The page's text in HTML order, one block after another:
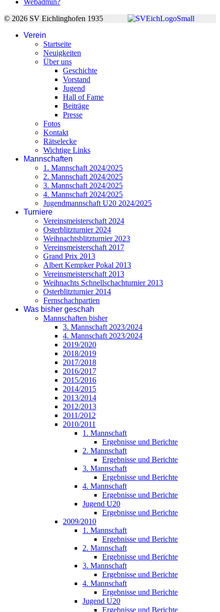
© 2026 SV Eichlinghofen 1935
Verein
Startseite
Neuigkeiten
Über uns
Geschichte
Vorstand
Jugend
Hall of Fame
Beiträge
Presse
Fotos
Kontakt
Rätselecke
Wichtige Links
Mannschaften
1. Mannschaft 2024/2025
2. Mannschaft 2024/2025
3. Mannschaft 2024/2025
4. Mannschaft 2024/2025
Jugendmannschaft U20 2024/2025
Turniere
Vereinsmeisterschaft 2024
Osterblitzturnier 2024
Weihnachtsblitzturnier 2023
Vereinsmeisterschaft 2017
Grand Prix 2013
Albert Kempker Pokal 2013
Vereinsmeisterschaft 2013
Weihnachts Schnellschachturnier 2013
Osterblitzturnier 2014
Fernschachpartien
Was bisher geschah
Mannschaften bisher
3. Mannschaft 2023/2024
4. Mannschaft 2023/2024
2019/2020
2018/2019
2017/2018
2016/2017
2015/2016
2014/2015
2013/2014
2012/2013
2011/2012
2010/2011
1. Mannschaft
Ergebnisse und Berichte
2. Mannschaft
Ergebnisse und Berichte
3. Mannschaft
Ergebnisse und Berichte
4. Mannschaft
Ergebnisse und Berichte
Jugend U20
Ergebnisse und Berichte
2009/2010
1. Mannschaft
Ergebnisse und Berichte
2. Mannschaft
Ergebnisse und Berichte
3. Mannschaft
Ergebnisse und Berichte
4. Mannschaft
Ergebnisse und Berichte
Jugend U20
Ergebnisse und Berichte